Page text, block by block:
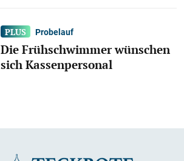
Probelauf
Die Frühschwimmer wünschen
sich Kassenpersonal